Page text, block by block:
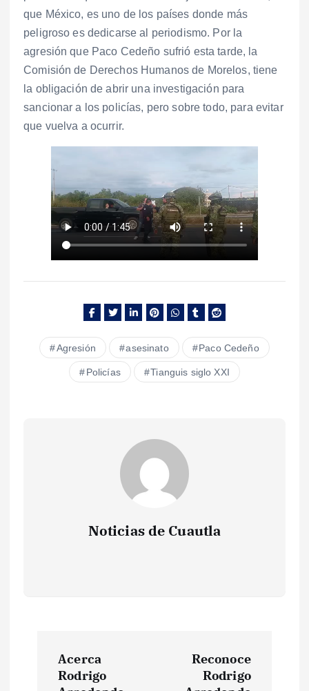
que México, es uno de los países donde más
peligroso es dedicarse al periodismo. Por la
agresión que Paco Cedeño sufrió esta tarde, la
Comisión de Derechos Humanos de Morelos, tiene
la obligación de abrir una investigación para
sancionar a los policías, pero sobre todo, para evitar
que vuelva a ocurrir.
Agresión asesinato Paco Cedeño
Policías Tianguis siglo XXI
Noticias de Cuautla
Acerca
Rodrigo
Reconoce
Rodrigo